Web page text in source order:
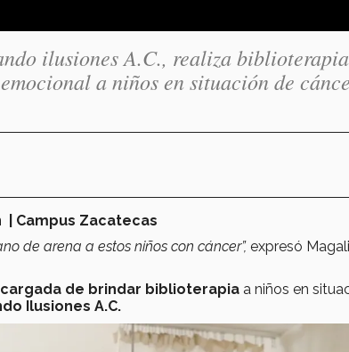
ilusiones A.C., realiza biblioterapia
a niños en situación de
| Campus Zacatecas
de arena a estos niños con cáncer”, expresó Magali
de brindar biblioterapia a niños en
Ilusiones A.C.